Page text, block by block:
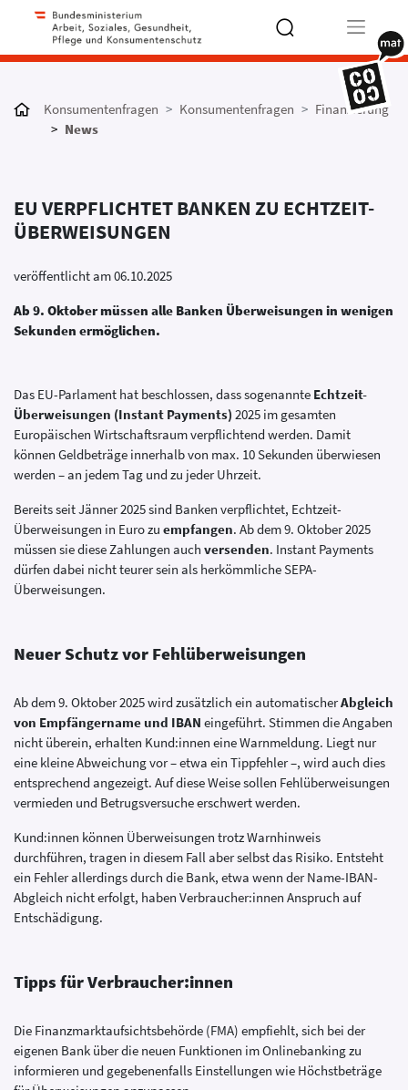
more
Konsumentenfragen Konsumentenfragen
Finanzierung
News
EU VERPFLICHTET BANKEN ZU ECHTZEIT-
ÜBERWEISUNGEN
veröffentlicht am 06.10.2025
Ab 9. Oktober müssen alle Banken Überweisungen in wenigen
Sekunden ermöglichen.
Das EU-Parlament hat beschlossen, dass sogenannte Echtzeit-
Überweisungen (Instant Payments) 2025 im gesamten
Europäischen Wirtschaftsraum verpflichtend werden. Damit
können Geldbeträge innerhalb von max. 10 Sekunden überwiesen
werden – an jedem Tag und zu jeder Uhrzeit.
Bereits seit Jänner 2025 sind Banken verpflichtet, Echtzeit-
Überweisungen in Euro zu empfangen. Ab dem 9. Oktober 2025
müssen sie diese Zahlungen auch versenden. Instant Payments
dürfen dabei nicht teurer sein als herkömmliche SEPA-
Überweisungen.
Neuer Schutz vor Fehlüberweisungen
Ab dem 9. Oktober 2025 wird zusätzlich ein automatischerAbgleich
von Empfängername und IBAN eingeführt. Stimmen die Angaben
nicht überein, erhalten Kund:innen eine Warnmeldung. Liegt nur
eine kleine Abweichung vor – etwa ein Tippfehler –, wird auch dies
entsprechend angezeigt. Auf diese Weise sollen Fehlüberweisungen
vermieden und Betrugsversuche erschwert werden.
Kund:innen können Überweisungen trotz Warnhinweis
durchführen, tragen in diesem Fall aber selbst das Risiko. Entsteht
ein Fehler allerdings durch die Bank, etwa wenn der Name-IBAN-
Abgleich nicht erfolgt, haben Verbraucher:innen Anspruch auf
Entschädigung.
Tipps für Verbraucher:innen
Die Finanzmarktaufsichtsbehörde (FMA) empfiehlt, sich bei der
eigenen Bank über die neuen Funktionen im Onlinebanking zu
informieren und gegebenenfalls Einstellungen wie Höchstbeträge